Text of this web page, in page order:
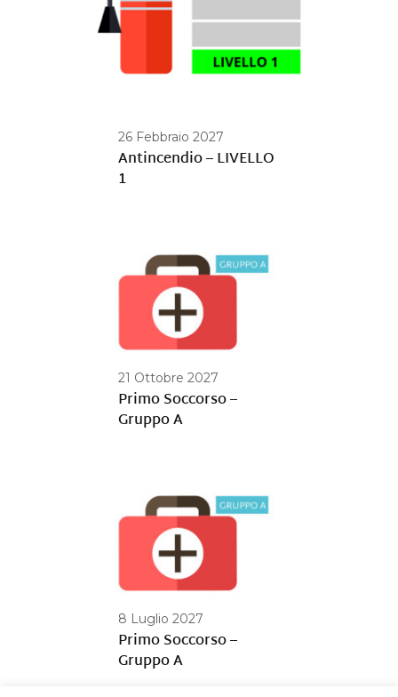
26 Febbraio 2027
Antincendio – LIVELLO
1
21 Ottobre 2027
Primo Soccorso –
Gruppo A
8 Luglio 2027
Primo Soccorso –
Gruppo A